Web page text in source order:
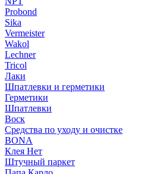
Probond
Sika
Vermeister
Wakol
Lechner
Tricol
Лаки
Шпатлевки и герметики
Герметики
Шпатлевки
Воск
Средства по уходу и очистке
BONA
Клея Нет
Штучный паркет